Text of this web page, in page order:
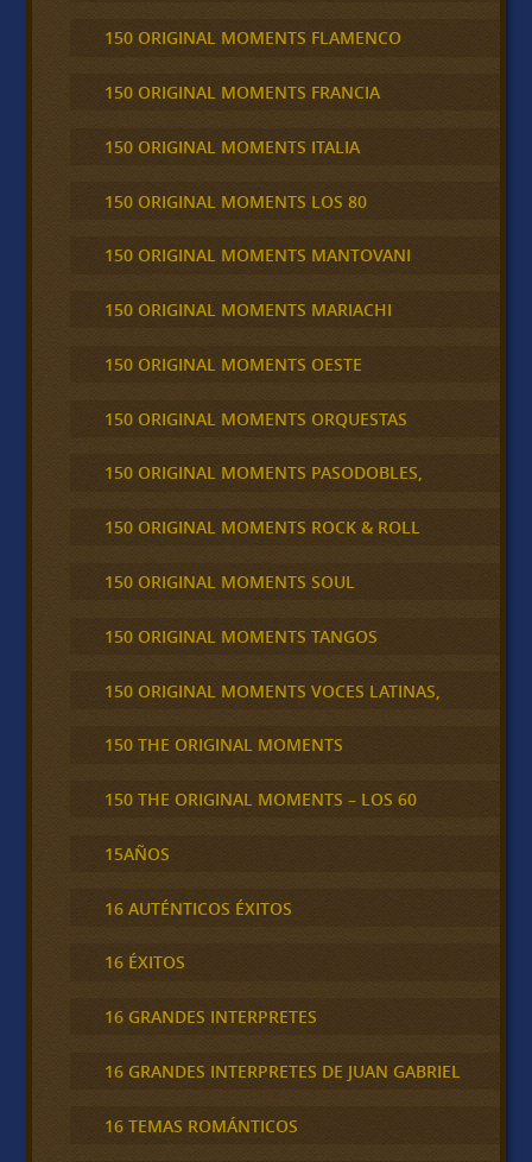
150 ORIGINAL MOMENTS FLAMENCO
150 ORIGINAL MOMENTS FRANCIA
150 ORIGINAL MOMENTS ITALIA
150 ORIGINAL MOMENTS LOS 80
150 ORIGINAL MOMENTS MANTOVANI
150 ORIGINAL MOMENTS MARIACHI
150 ORIGINAL MOMENTS OESTE
150 ORIGINAL MOMENTS ORQUESTAS
150 ORIGINAL MOMENTS PASODOBLES,
150 ORIGINAL MOMENTS ROCK & ROLL
150 ORIGINAL MOMENTS SOUL
150 ORIGINAL MOMENTS TANGOS
150 ORIGINAL MOMENTS VOCES LATINAS,
150 THE ORIGINAL MOMENTS
150 THE ORIGINAL MOMENTS – LOS 60
15AÑOS
16 AUTÉNTICOS ÉXITOS
16 ÉXITOS
16 GRANDES INTERPRETES
16 GRANDES INTERPRETES DE JUAN GABRIEL
16 TEMAS ROMÁNTICOS